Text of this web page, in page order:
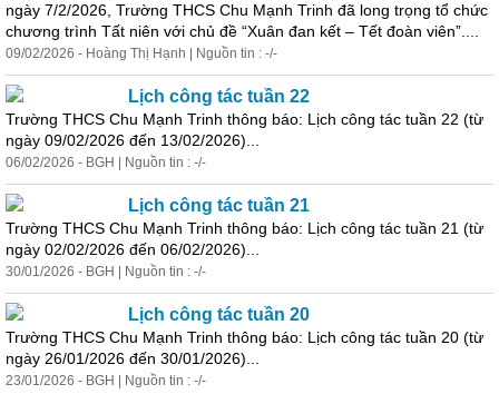
ngày 7/2/2026, Trường THCS Chu Mạnh Trinh đã long trọng tổ chức
chương trình Tất niên với chủ đề “Xuân đan kết – Tết đoàn viên”....
09/02/2026 - Hoàng Thị Hạnh | Nguồn tin : -/-
Lịch công tác tuần 22
Trường THCS Chu Mạnh Trinh thông báo: Lịch công tác tuần 22 (từ
ngày 09/02/2026 đến 13/02/2026)...
06/02/2026 - BGH | Nguồn tin : -/-
Lịch công tác tuần 21
Trường THCS Chu Mạnh Trinh thông báo: Lịch công tác tuần 21 (từ
ngày 02/02/2026 đến 06/02/2026)...
30/01/2026 - BGH | Nguồn tin : -/-
Lịch công tác tuần 20
Trường THCS Chu Mạnh Trinh thông báo: Lịch công tác tuần 20 (từ
ngày 26/01/2026 đến 30/01/2026)...
23/01/2026 - BGH | Nguồn tin : -/-